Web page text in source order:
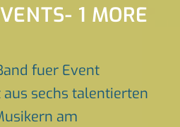
1 MORE
fuer Event
sechs talentierten
am